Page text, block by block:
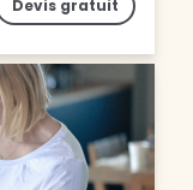
Devis gratuit